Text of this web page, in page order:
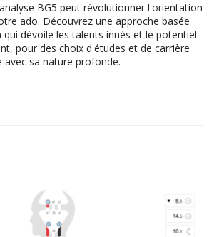
BG5 peut révolutionner l'orientation
ado. Découvrez une approche basée
qui dévoile les talents innés et le potentiel
pour des choix d'études et de carrière
sa nature profonde.